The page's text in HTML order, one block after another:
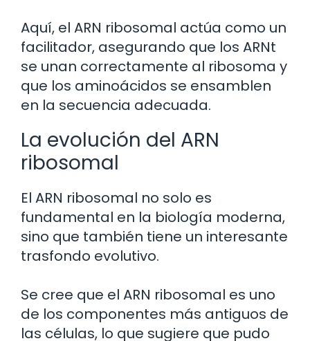
Aquí, el ARN ribosomal actúa como un
facilitador, asegurando que los ARNt
se unan correctamente al ribosoma y
que los aminoácidos se ensamblen
en la secuencia adecuada.
La evolución del ARN
ribosomal
El ARN ribosomal no solo es
fundamental en la biología moderna,
sino que también tiene un interesante
trasfondo evolutivo.
Se cree que el ARN ribosomal es uno
de los componentes más antiguos de
las células, lo que sugiere que pudo